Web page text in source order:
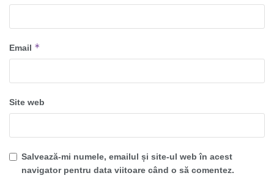
Email *
Site web
Salvează-mi numele, emailul și site-ul web în acest
navigator pentru data viitoare când o să comentez.